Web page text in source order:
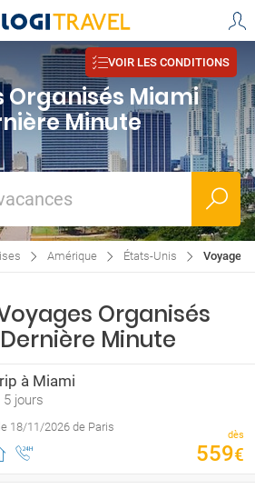
VOIR LES CONDITIONS
Organisés Miami
Minute
Amérique États-Unis Voyages
Organisés
Minute
à Miami
5 jours
18/11/2026 de Paris
dès
559€